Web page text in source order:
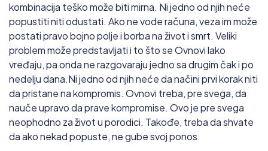
kombinacija teško može biti mirna. Ni jedno od njih neće
popustiti niti odustati. Ako ne vode računa, veza im može
postati pravo bojno polje i borba na život i smrt. Veliki
problem može predstavljati i to što se Ovnovi lako
vređaju, pa onda ne razgovaraju jedno sa drugim čak i po
nedelju dana.Ni jedno od njih neće da načini prvi korak niti
da pristane na kompromis. Ovnovi treba, pre svega, da
nauče upravo da prave kompromise. Ovo je pre svega
neophodno za život u porodici. Takođe, treba da shvate
da ako nekad popuste, ne gube svoj ponos.